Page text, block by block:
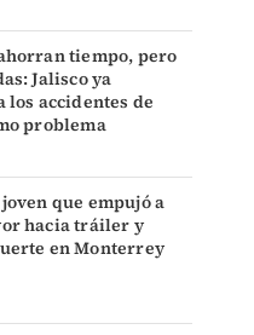
tiempo, pero
Jalisco ya
los accidentes de
problema
que empujó a
hacia tráiler y
en Monterrey